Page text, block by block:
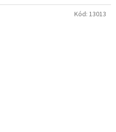
Kód: 13013